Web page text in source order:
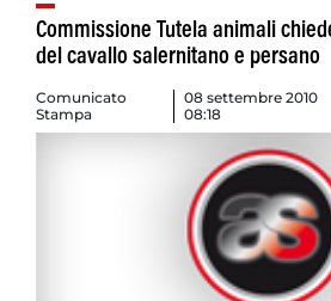
Commissione Tutela animali
del cavallo salernitano e persano
Comunicato
Stampa
08 settembre 2010
08:18